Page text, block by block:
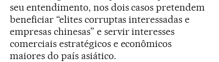
seu entendimento, nos dois casos pretendem
beneficiar “elites corruptas interessadas e
empresas chinesas” e servir interesses
comerciais estratégicos e econômicos
maiores do país asiático.